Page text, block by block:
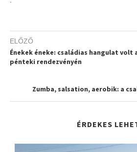
ELŐZŐ
Énekek éneke: családias hangulat volt
pénteki rendezvényén
Zumba, salsation, aerobik: a
ÉRDEKES